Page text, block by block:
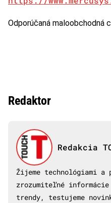
Odporúčaná maloobchodná
Redaktor
Redakcia
Žijeme technológiami a
zrozumiteľné
trendy, testujeme